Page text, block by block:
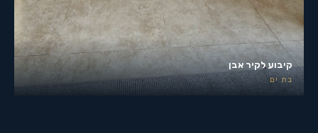
קיבוע לקיר אבן
בת ים